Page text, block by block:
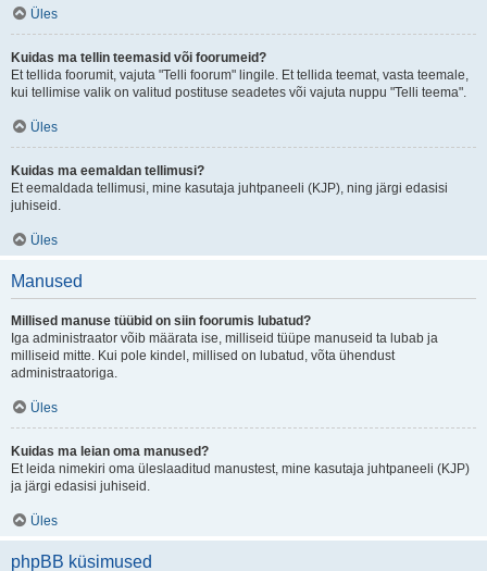
Üles
Kuidas ma tellin teemasid või foorumeid?
Et tellida foorumit, vajuta "Telli foorum" lingile. Et tellida teemat, vasta teemale,
kui tellimise valik on valitud postituse seadetes või vajuta nuppu "Telli teema".
Üles
Kuidas ma eemaldan tellimusi?
Et eemaldada tellimusi, mine kasutaja juhtpaneeli (KJP), ning järgi edasisi
juhiseid.
Üles
Manused
Millised manuse tüübid on siin foorumis lubatud?
Iga administraator võib määrata ise, milliseid tüüpe manuseid ta lubab ja
milliseid mitte. Kui pole kindel, millised on lubatud, võta ühendust
administraatoriga.
Üles
Kuidas ma leian oma manused?
Et leida nimekiri oma üleslaaditud manustest, mine kasutaja juhtpaneeli (KJP)
ja järgi edasisi juhiseid.
Üles
phpBB küsimused